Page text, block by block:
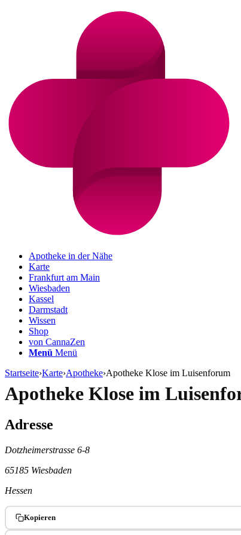
Apotheke in der Nähe
Karte
Frankfurt am Main
Wiesbaden
Kassel
Darmstadt
Wissen
Shop
von CannaZen
Menü Menü
Startseite›Karte›Apotheke›Apotheke Klose im Luisenforum
Apotheke Klose im
Adresse
Dotzheimerstrasse 6-8
65185 Wiesbaden
Hessen
Kopieren